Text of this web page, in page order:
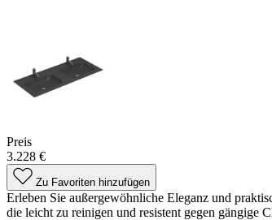
Preis
3.228 €
Zu Favoriten hinzufügen
Erleben Sie außergewöhnliche Eleganz und
die leicht zu reinigen und resistent gegen gängige